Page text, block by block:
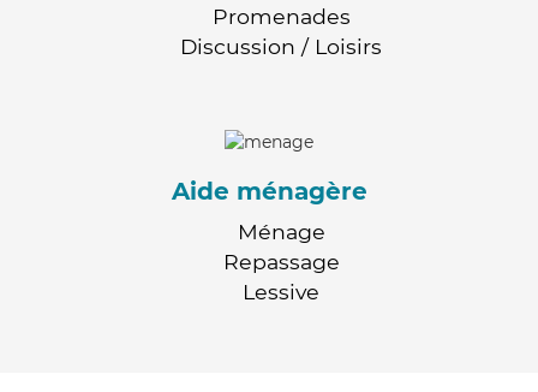
Promenades
Discussion / Loisirs
Aide ménagère
Ménage
Repassage
Lessive